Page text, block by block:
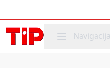
Mobile menu
Navigacija